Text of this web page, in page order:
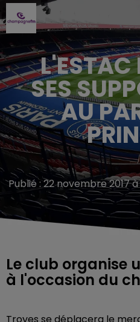
L'ESTAC
SES
AU
Publié : 22 novembre 2017
Le club organise
à l'occasion du